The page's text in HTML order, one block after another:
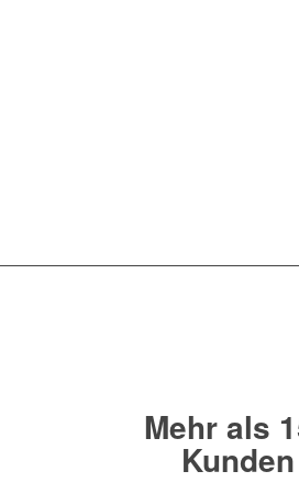
Mehr als
Kunden